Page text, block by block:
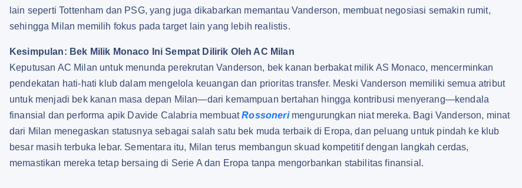
lain seperti Tottenham dan PSG, yang juga dikabarkan memantau Vanderson, membuat negosiasi semakin rumit,
sehingga Milan memilih fokus pada target lain yang lebih realistis.
Kesimpulan: Bek Milik Monaco Ini Sempat Dilirik Oleh AC Milan
Keputusan AC Milan untuk menunda perekrutan Vanderson, bek kanan berbakat milik AS Monaco, mencerminkan
pendekatan hati-hati klub dalam mengelola keuangan dan prioritas transfer. Meski Vanderson memiliki semua atribut
untuk menjadi bek kanan masa depan Milan—dari kemampuan bertahan hingga kontribusi menyerang—kendala
finansial dan performa apik Davide Calabria membuatRossonerimengurungkan niat mereka. Bagi Vanderson, minat
dari Milan menegaskan statusnya sebagai salah satu bek muda terbaik di Eropa, dan peluang untuk pindah ke klub
besar masih terbuka lebar. Sementara itu, Milan terus membangun skuad kompetitif dengan langkah cerdas,
memastikan mereka tetap bersaing di Serie A dan Eropa tanpa mengorbankan stabilitas finansial.